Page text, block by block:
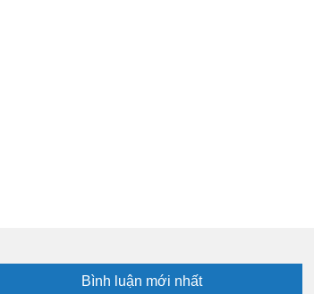
Bình luận mới nhất